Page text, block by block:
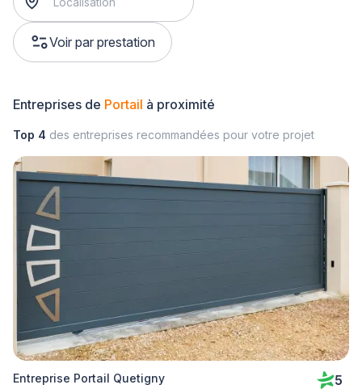
Voir par prestation
Entreprises de Portail à proximité
Top 4 des entreprises recommandées pour votre projet
Entreprise Portail Quetigny 5